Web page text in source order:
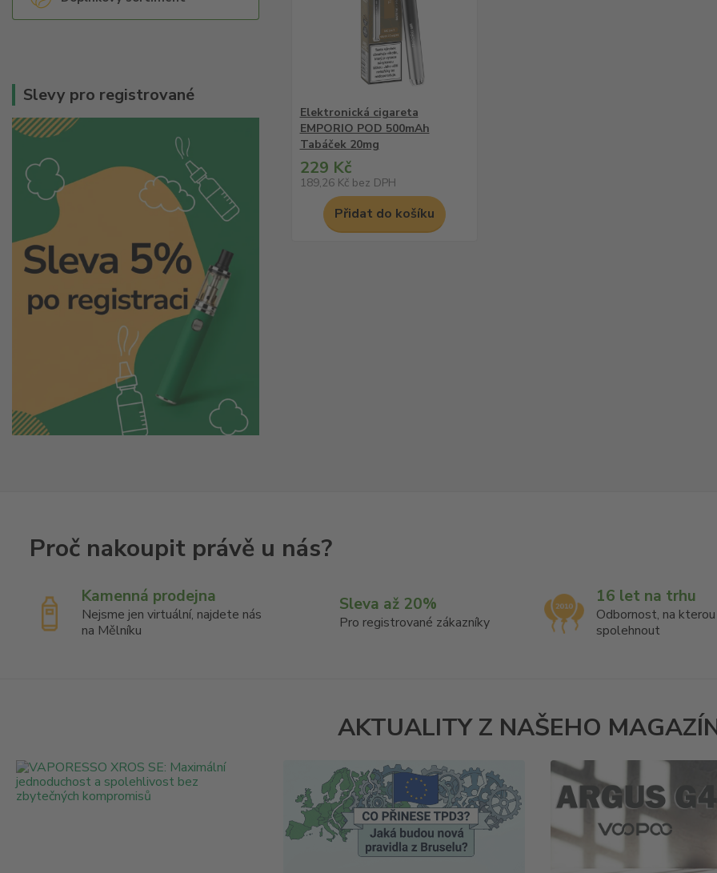
Slevy pro registrované
Elektronická cigareta
EMPORIO POD 500mAh
Tabáček 20mg
229 Kč
189,26 Kč bez DPH
Přidat do košíku
Kamenná prodejna
Nejsme jen virtuální, najdete nás
na Mělníku
Sleva až 20%
Pro registrované zákazníky
16 let na trhu
Odbornost, na
spolehnout
AKTUALITY Z NAŠEHO